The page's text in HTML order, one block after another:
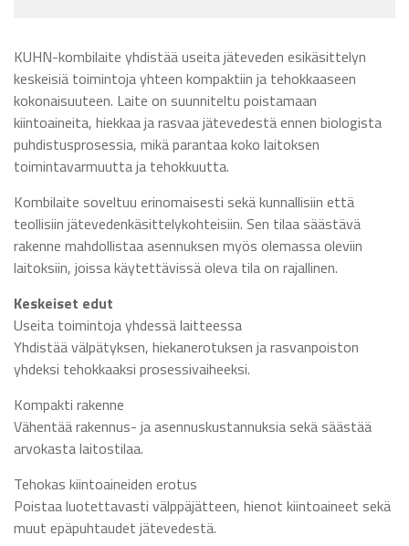
KUHN-kombilaite yhdistää useita jäteveden esikäsittelyn
keskeisiä toimintoja yhteen kompaktiin ja tehokkaaseen
kokonaisuuteen. Laite on suunniteltu poistamaan
kiintoaineita, hiekkaa ja rasvaa jätevedestä ennen biologista
puhdistusprosessia, mikä parantaa koko laitoksen
toimintavarmuutta ja tehokkuutta.
Kombilaite soveltuu erinomaisesti sekä kunnallisiin että
teollisiin jätevedenkäsittelykohteisiin. Sen tilaa säästävä
rakenne mahdollistaa asennuksen myös olemassa oleviin
laitoksiin, joissa käytettävissä oleva tila on rajallinen.
Keskeiset edut
Useita toimintoja yhdessä laitteessa
Yhdistää välpätyksen, hiekanerotuksen ja rasvanpoiston
yhdeksi tehokkaaksi prosessivaiheeksi.
Kompakti rakenne
Vähentää rakennus- ja asennuskustannuksia sekä säästää
arvokasta laitostilaa.
Tehokas kiintoaineiden erotus
Poistaa luotettavasti välppäjätteen, hienot kiintoaineet sekä
muut epäpuhtaudet jätevedestä.